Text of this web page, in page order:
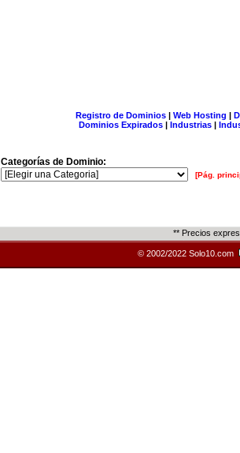
Registro de Dominios| Web Hosting |
Dominios Expirados | Industrias |
Categorías de Dominio:
[Pág.
** Precios
© 2002/2022 Solo10.com